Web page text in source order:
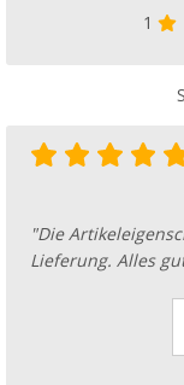
1
"Die
Lieferung. Alles